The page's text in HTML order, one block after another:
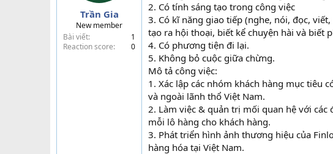
Trần Gia
New member
Bài viết
1
Reaction score
0
2. Có tính sáng tạo trong công việc
3. Có kĩ năng giao tiếp (nghe, nói, đọc,
tạo ra hội thoại, biết kể chuyện hài và biết
4. Có phương tiện đi lại.
5. Không bỏ cuộc giữa chừng.
Mô tả công việc:
1. Xác lập các nhóm khách hàng mục tiêu
và ngoài lãnh thổ Việt Nam.
2. Làm việc & quản trị mối quan hệ với
mỗi lô hàng cho khách hàng.
3. Phát triển hình ảnh thương hiệu của
hàng hóa tại Việt Nam.